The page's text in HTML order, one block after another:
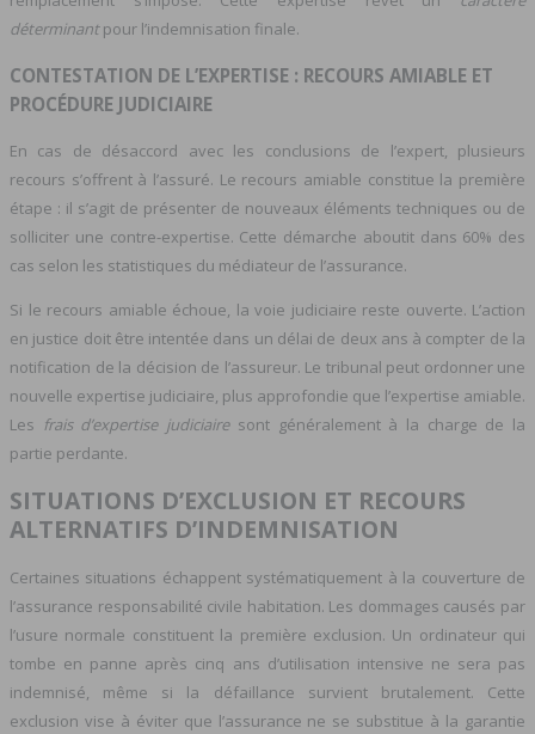
déterminantpour l’indemnisation finale.
CONTESTATION DE L’EXPERTISE : RECOURS AMIABLE ET
PROCÉDURE JUDICIAIRE
En cas de désaccord avec les conclusions de l’expert, plusieurs
recours s’offrent à l’assuré. Le recours amiable constitue la première
étape : il s’agit de présenter de nouveaux éléments techniques ou de
solliciter une contre-expertise. Cette démarche aboutit dans 60% des
cas selon les statistiques du médiateur de l’assurance.
Si le recours amiable échoue, la voie judiciaire reste ouverte. L’action
en justice doit être intentée dans un délai de deux ans à compter de la
notification de la décision de l’assureur. Le tribunal peut ordonner une
nouvelle expertise judiciaire, plus approfondie que l’expertise amiable.
Les frais d’expertise judiciaire sont généralement à la charge de la
partie perdante.
SITUATIONS D’EXCLUSION ET RECOURS
ALTERNATIFS D’INDEMNISATION
Certaines situations échappent systématiquement à la couverture de
l’assurance responsabilité civile habitation. Les dommages causés par
l’usure normale constituent la première exclusion. Un ordinateur qui
tombe en panne après cinq ans d’utilisation intensive ne sera pas
indemnisé, même si la défaillance survient brutalement. Cette
exclusion vise à éviter que l’assurance ne se substitue à la garantie